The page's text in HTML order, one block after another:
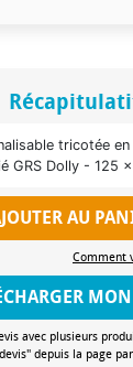
tricotée
GRS Dolly - 125
AU
Comment
avec plusieurs
devis" depuis la page